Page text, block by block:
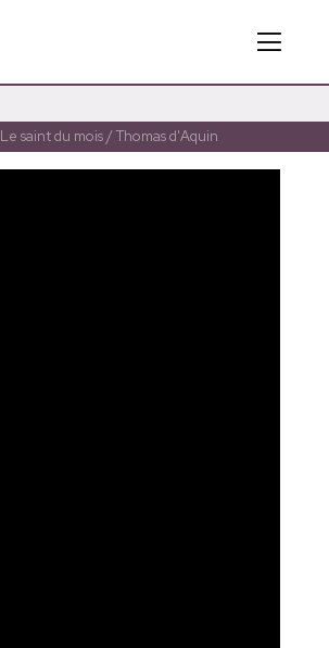
Le saint du mois / Thomas d'Aquin